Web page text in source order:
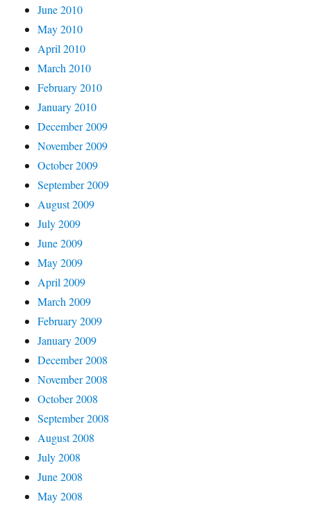
June 2010
May 2010
April 2010
March 2010
February 2010
January 2010
December 2009
November 2009
October 2009
September 2009
August 2009
July 2009
June 2009
May 2009
April 2009
March 2009
February 2009
January 2009
December 2008
November 2008
October 2008
September 2008
August 2008
July 2008
June 2008
May 2008